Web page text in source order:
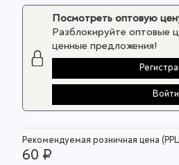
Посмотреть оптовую
Разблокируйте оптовые
ценные предложения!
Войти
Рекомендуемая розничная цена
60 ₽